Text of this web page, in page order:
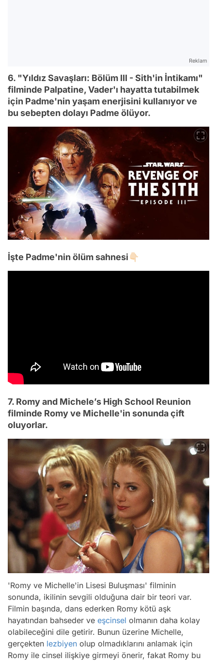
Reklam
6. "Yıldız Savaşları: Bölüm III - Sith'in İntikamı"
filminde Palpatine, Vader'ı hayatta tutabilmek
için Padme'nin yaşam enerjisini kullanıyor ve
bu sebepten dolayı Padme ölüyor.
İşte Padme'nin ölüm sahnesi👇🏻
7. Romy and Michele’s High School Reunion
filminde Romy ve Michelle'in sonunda çift
oluyorlar.
'Romy ve Michelle'in Lisesi Buluşması' filminin
sonunda, ikilinin sevgili olduğuna dair bir teori var.
Filmin başında, dans ederken Romy kötü aşk
hayatından bahseder ve eşcinsel olmanın daha kolay
olabileceğini dile getirir. Bunun üzerine Michelle,
gerçekten lezbiyen olup olmadıklarını anlamak için
Romy ile cinsel ilişkiye girmeyi önerir, fakat Romy bu